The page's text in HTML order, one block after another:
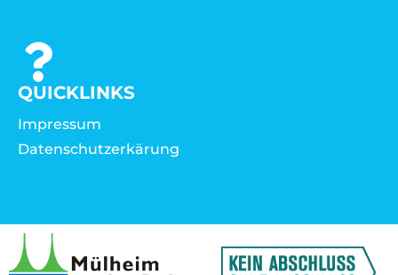
QUICKLINKS
Impressum
Datenschutzerkärung